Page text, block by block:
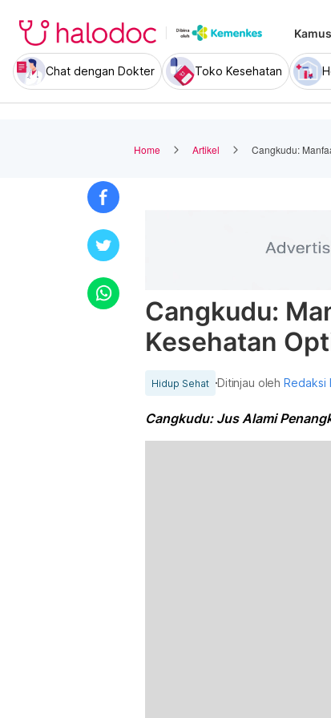
Chat dengan Dokter Toko Kesehatan
Home Artikel Cangkudu:
Cangkudu:
Kesehatan
Hidup Sehat Ditinjau olehRedaksi
Cangkudu: Jus Alami